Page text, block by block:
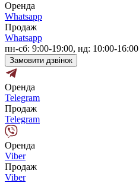
Оренда
Whatsapp
Продаж
Whatsapp
пн-сб: 9:00-19:00, нд: 10:00-16:00
Замовити дзвінок
Оренда
Telegram
Продаж
Telegram
Оренда
Viber
Продаж
Viber